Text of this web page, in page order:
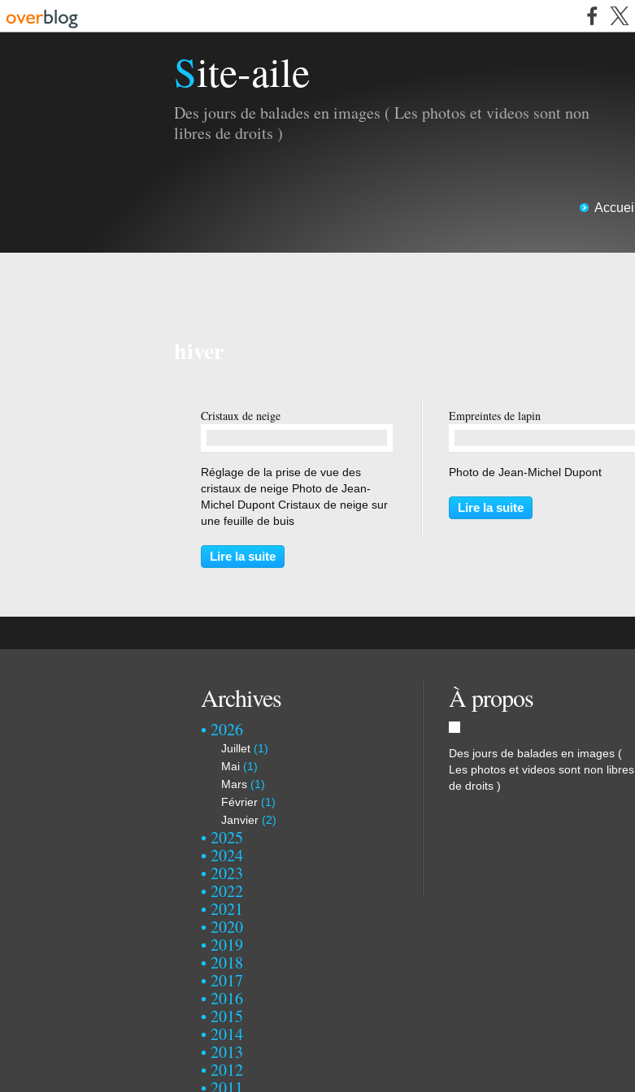
Site-aile
Des jours de balades en images ( Les photos et videos sont non
libres de droits )
Accueil
Cristaux de neige
Réglage de la prise de vue des
cristaux de neige Photo de Jean-
Michel Dupont Cristaux de neige sur
une feuille de buis
Lire la suite
Empreintes de lapin
Photo de Jean-Michel Dupont
Lire la suite
Archives
2026
Juillet (1)
Mai (1)
Mars (1)
Février (1)
Janvier (2)
2025
2024
2023
2022
2021
2020
2019
2018
2017
2016
2015
2014
2013
2012
2011
À propos
Des jours de balades en images (
Les photos et videos sont non libres
de droits )